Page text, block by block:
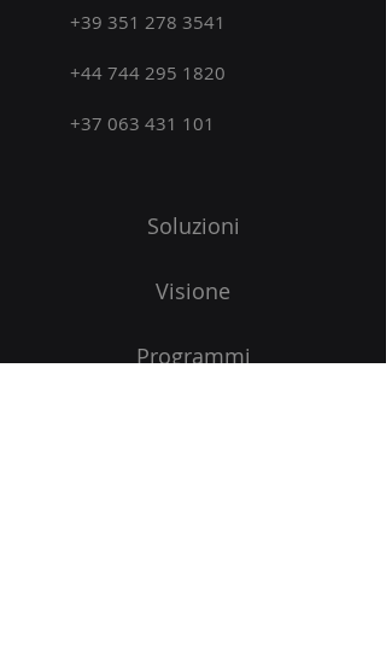
+39 351 278 3541
+44 744 295 1820
​+37 063 431 101
Soluzioni
Visione
Programmi